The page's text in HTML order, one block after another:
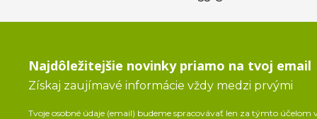
Najdôležitejšie novinky priamo na tvoj email
Získaj zaujímavé informácie vždy medzi prvými
Tvoje osobné údaje (email) budeme spracovávať len za týmto